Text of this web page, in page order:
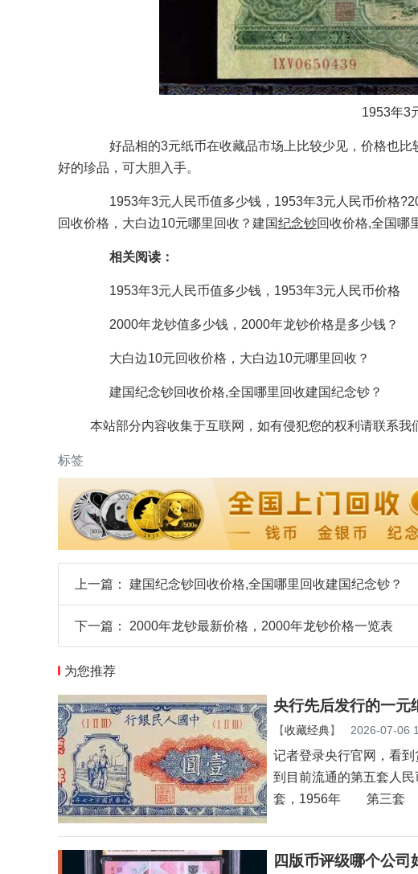
1953年3
好品相的3元纸币在收藏品市场上比较少见，价格也比
好的珍品，可大胆入手。
1953年3元人民币值多少钱，1953年3元人民币价格
回收价格，大白边10元哪里回收？建国纪念钞回收价格,全国哪
相关阅读：
1953年3元人民币值多少钱，1953年3元人民币价格
2000年龙钞值多少钱，2000年龙钞价格是多少钱？
大白边10元回收价格，大白边10元哪里回收？
建国纪念钞回收价格,全国哪里回收建国纪念钞？
本站部分内容收集于互联网，如有侵犯您的权利请联系我
标签
上一篇： 建国纪念钞回收价格,全国哪里回收建国纪念钞？
下一篇： 2000年龙钞最新价格，2000年龙钞价格一览表
为您推荐
央行先后发行的一元
【收藏经典】 2026-07-06
记者登录央行官网，看
到目前流通的第五套
套，1956年 第三套
四版币评级哪个公